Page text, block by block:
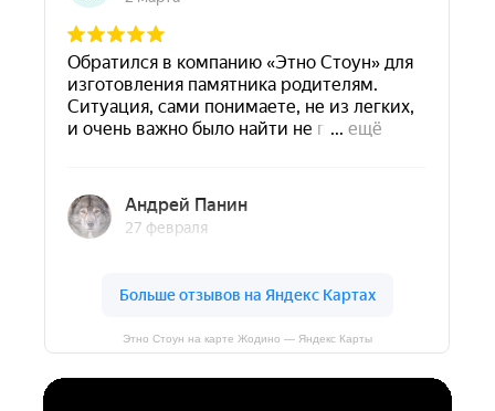
Этно Стоун на карте Жодино — Яндекс Карты